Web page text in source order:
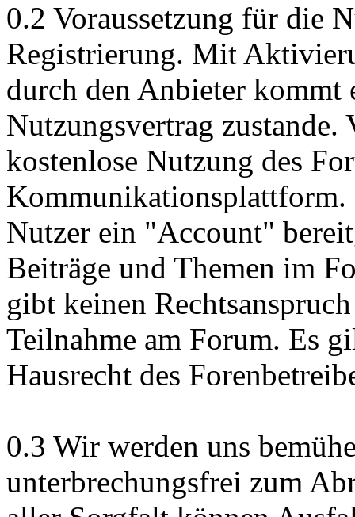
0.2 Voraussetzung für die
Registrierung. Mit
durch den Anbieter
Nutzungsvertrag zustande.
kostenlose Nutzung des
Nutzer ein "Account"
Beiträge und Themen im
gibt keinen
Teilnahme am Forum. Es
Hausrecht des
0.3 Wir werden uns
unterbrechungsfrei zum